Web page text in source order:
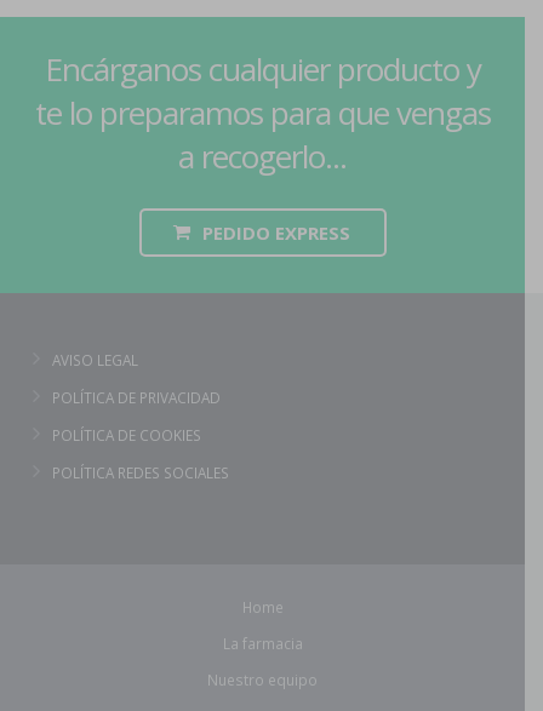
Encárganos cualquier producto y
te lo preparamos para que vengas
a recogerlo...
PEDIDO EXPRESS
AVISO LEGAL
POLÍTICA DE PRIVACIDAD
POLÍTICA DE COOKIES
POLÍTICA REDES SOCIALES
Home
La farmacia
Nuestro equipo